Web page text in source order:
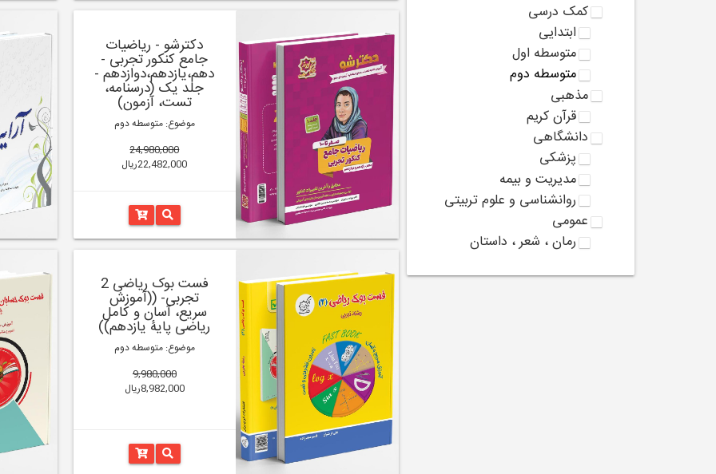
کمک درسی
ابتدایی
متوسطه اول
متوسطه دوم
مذهبی
قرآن کریم
دانشگاهی
پزشکی
مدیریت و بیمه
روانشناسی و علوم تربیتی
عمومی
رمان ، شعر ، داستان
دکترشو - ریاضیات
جامع کنکور تجربی -
دهم،یازدهم،دوازدهم -
جلد یک (درسنامه،
تست، آزمون)
موضوع: متوسطه دوم
24,980,000
22,482,000ریال
فست بوک ریاضی 2
تجربی- ((آموزش
سریع، آسان و کامل
ریاضی پایۀ یازدهم))
موضوع: متوسطه دوم
9,980,000
8,982,000ریال